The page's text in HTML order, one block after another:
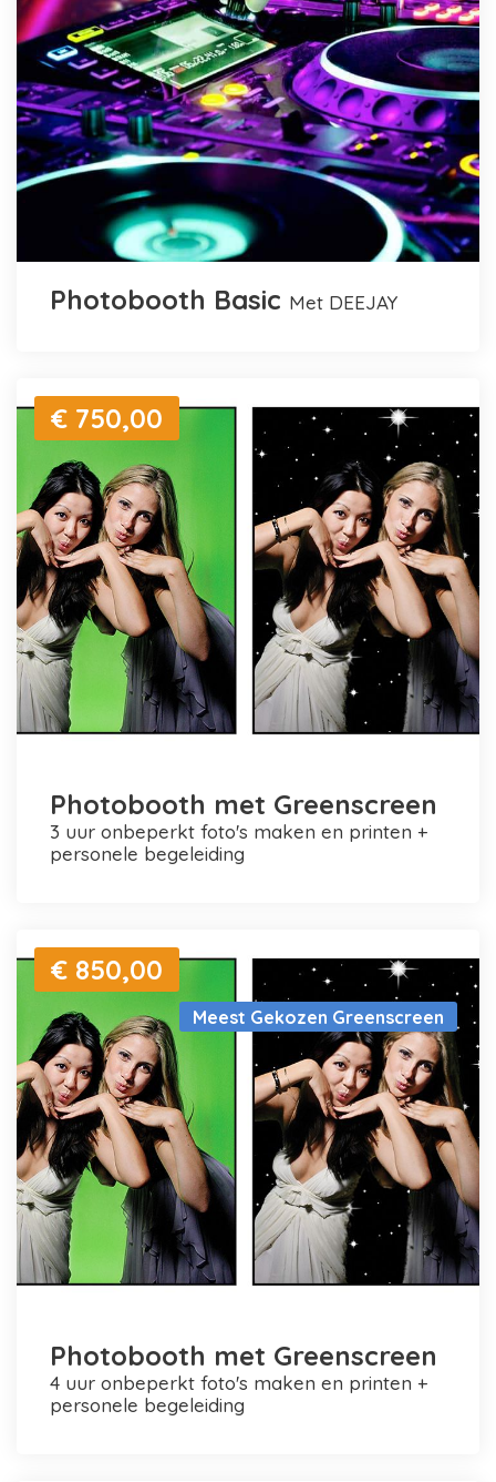
Photobooth Basic met DEEJAY
€ 750,00
Photobooth met Greenscreen
3 uur onbeperkt foto's maken en printen +
personele begeleiding
Meest Gekozen Greenscreen
€ 850,00
Photobooth met Greenscreen
4 uur onbeperkt foto's maken en printen +
personele begeleiding